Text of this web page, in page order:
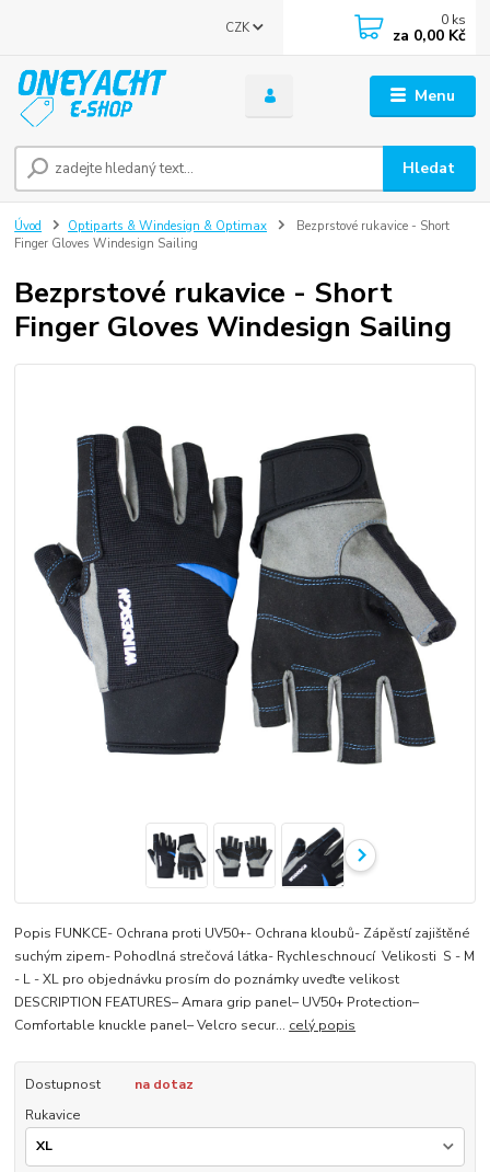
Menu
CZK
Hledat
0 ks
za 0,00 Kč
Úvod Optiparts & Windesign & Optimax
Bezprstové rukavice - Short
Finger Gloves Windesign Sailing
Bezprstové rukavice - Short
Finger Gloves Windesign Sailing
Popis FUNKCE- Ochrana proti UV50+- Ochrana kloubů- Zápěstí zajištěné
suchým zipem- Pohodlná strečová látka- Rychleschnoucí Velikosti S - M
- L - XL pro objednávku prosím do poznámky uveďte velikost
DESCRIPTION FEATURES– Amara grip panel– UV50+ Protection–
Comfortable knuckle panel– Velcro secur... celý popis
Dostupnost
na dotaz
Rukavice